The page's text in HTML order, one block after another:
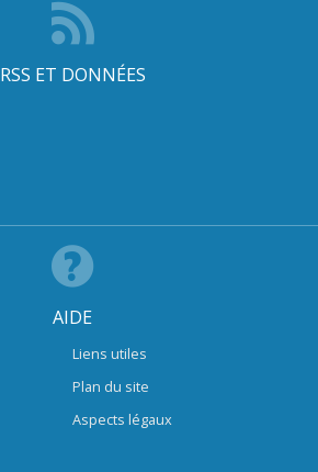
RSS ET DONNÉES
AIDE
Liens utiles
Plan du site
Aspects légaux